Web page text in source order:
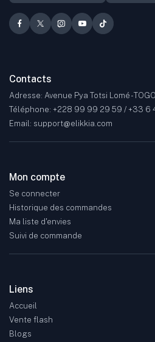
Contacts
Adresse: Avenue Pya Totsi Lomé - TOGO
Téléphone: +228 99 99 29 59 / +33 6
Email: support@elikkia.com
Mon compte
Se connecter
Historique des commandes
Ma liste d'envies
Suivi de commande
Liens
Accueil
Vente flash
Blogs